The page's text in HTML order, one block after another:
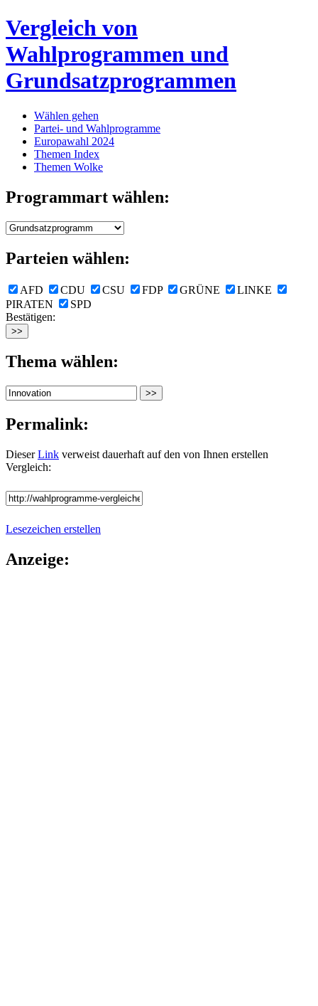
Vergleich von
Wahlprogrammen und
Grundsatzprogrammen
Wählen gehen
Partei- und Wahlprogramme
Europawahl 2024
Themen Index
Themen Wolke
Programmart wählen:
Parteien wählen:
AFD CDU CSU FDP GRÜNE
LINKE
PIRATEN
SPD
Bestätigen:
Thema wählen:
Permalink:
DieserLink verweist dauerhaft auf den von Ihnen erstellen
Vergleich:
Lesezeichen erstellen
Anzeige: